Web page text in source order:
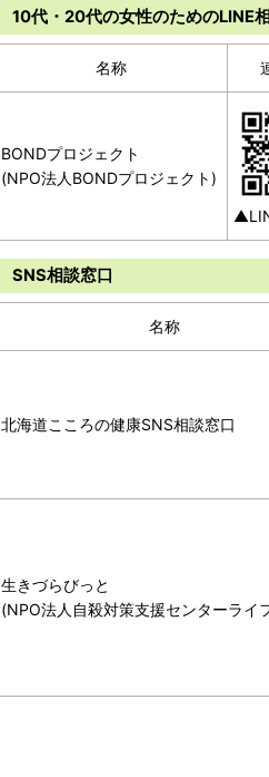
10代・20代の女性のためのLINE
名称
BONDプロジェクト
(NPO法人BONDプロジェクト)
SNS相談窓口
名称
北海道こころの健康SNS相談窓口
生きづらびっと
(NPO法人自殺対策支援センターライ